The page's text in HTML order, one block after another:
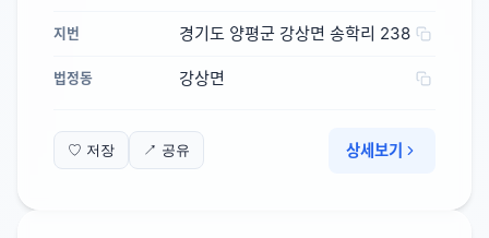
지번 경기도 양평군 강상면 송학리 238
법정동 강상면
♡ 저장 ↗ 공유 상세보기